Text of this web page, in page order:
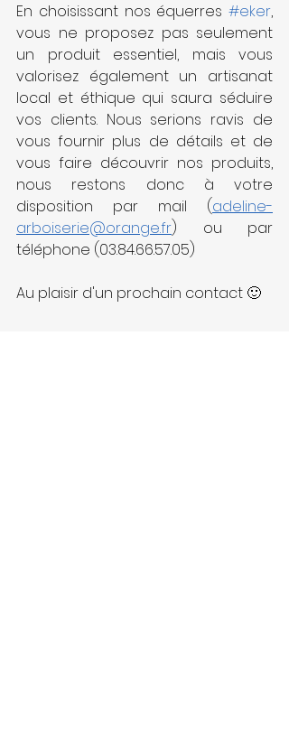
En choisissant nos équerres #eker,
vous ne proposez pas seulement
un produit essentiel, mais vous
valorisez également un artisanat
local et éthique qui saura séduire
vos clients. Nous serions ravis de
vous fournir plus de détails et de
vous faire découvrir nos produits,
nous restons donc à votre
disposition par mail (adeline-
arboiserie@orange.fr) ou par
téléphone (03.84.66.57.05)
Au plaisir d'un prochain contact 🙂